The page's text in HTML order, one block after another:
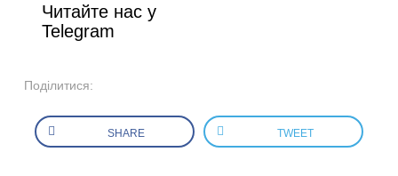
Читайте нас у
Telegram
Поділитися:
SHARE TWEET